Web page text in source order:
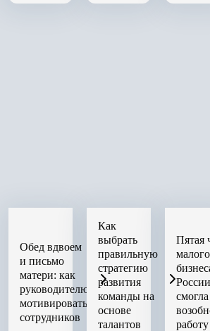
Обед вдвоем
и письмо
матери: как
руководителю
мотивировать
сотрудников
Как
выбрать
правильную
стратегию
развития
команды на
основе
талантов
Пятая
малого
смогла
работу